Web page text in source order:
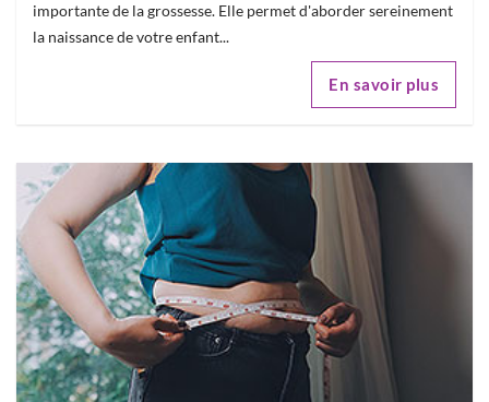
importante de la grossesse. Elle permet d'aborder sereinement
la naissance de votre enfant...
En savoir plus